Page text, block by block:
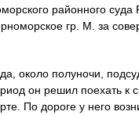
районного
гр. М. за
около полуночи,
он решил поехать
По дороге у него